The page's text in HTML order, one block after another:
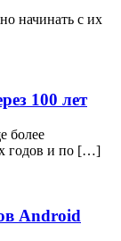
начинать с их
100 лет
более
годов и по […]
Android